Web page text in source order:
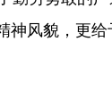
神风貌，更给